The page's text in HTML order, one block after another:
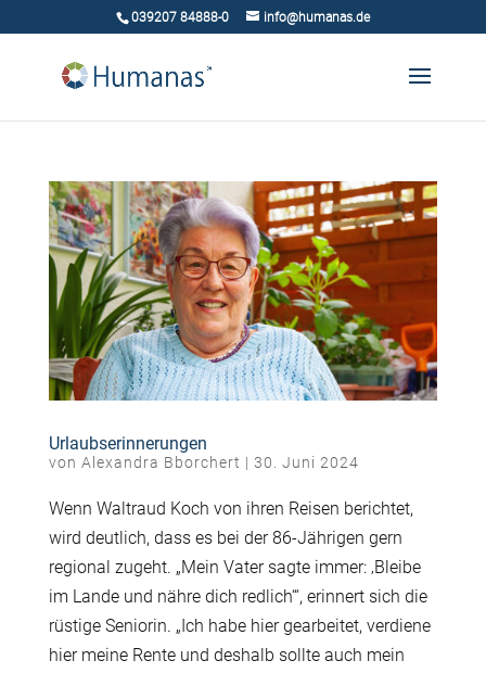
039207 84888-0 info@humanas.de
Urlaubserinnerungen
von Alexandra Bborchert | 30. Juni 2024
Wenn Waltraud Koch von ihren Reisen berichtet,
wird deutlich, dass es bei der 86-Jährigen gern
regional zugeht. „Mein Vater sagte immer: ‚Bleibe
im Lande und nähre dich redlich‘“, erinnert sich die
rüstige Seniorin. „Ich habe hier gearbeitet, verdiene
hier meine Rente und deshalb sollte auch mein